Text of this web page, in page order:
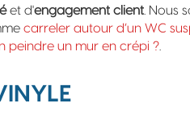
et d'engagement client . Nous
carreler autour d’un WC
peindre un mur en crépi ?